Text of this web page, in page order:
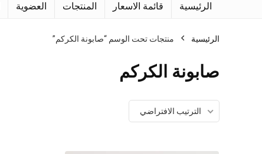
الرئيسية قائمة الاسعار المنتجات العضوية
الرئيسية منتجات تحت الوسم “صابونة الكركم”
صابونة الكركم
الترتيب الافتراضي